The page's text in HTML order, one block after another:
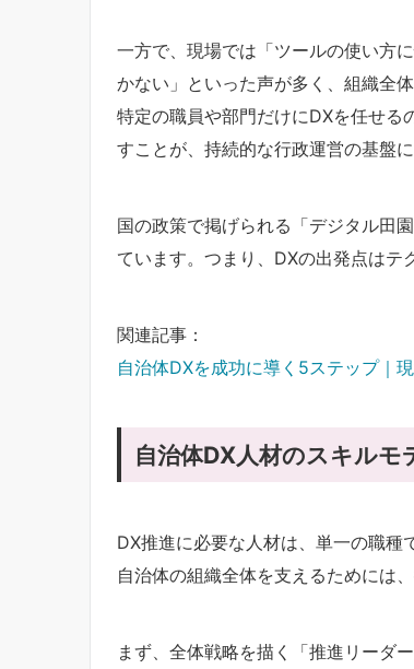
一方で、現場では「ツールの使い方
かない」といった声が多く、組織全
特定の職員や部門だけにDXを任せる
すことが、持続的な行政運営の基盤に
国の政策で掲げられる「デジタル田
ています。つまり、DXの出発点はテ
関連記事：
自治体DXを成功に導く5ステップ｜
自治体DX人材のスキルモ
DX推進に必要な人材は、単一の職種
自治体の組織全体を支えるためには、
まず、全体戦略を描く「推進リーダー